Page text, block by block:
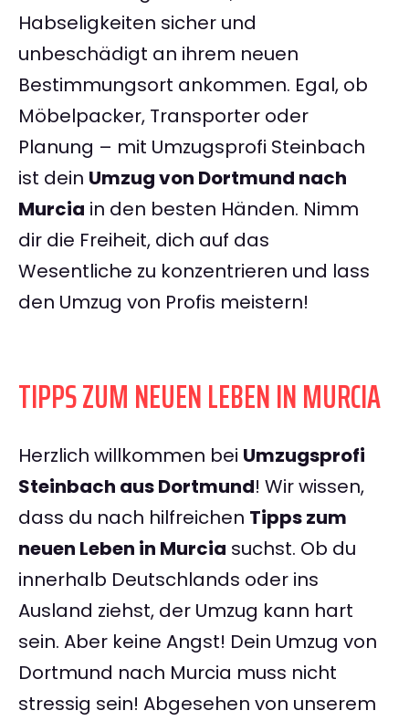
Habseligkeiten sicher und
unbeschädigt an ihrem neuen
Bestimmungsort ankommen. Egal, ob
Möbelpacker, Transporter oder
Planung – mit Umzugsprofi Steinbach
ist dein Umzug von Dortmund nach
Murcia in den besten Händen. Nimm
dir die Freiheit, dich auf das
Wesentliche zu konzentrieren und lass
den Umzug von Profis meistern!
TIPPS ZUM NEUEN LEBEN IN MURCIA
Herzlich willkommen bei Umzugsprofi
Steinbach aus Dortmund! Wir wissen,
dass du nach hilfreichen Tipps zum
neuen Leben in Murcia suchst. Ob du
innerhalb Deutschlands oder ins
Ausland ziehst, der Umzug kann hart
sein. Aber keine Angst! Dein Umzug von
Dortmund nach Murcia muss nicht
stressig sein! Abgesehen von unserem